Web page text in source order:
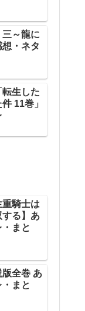
～龍に
・ネタ
生した
11巻」
重騎士は
する】あ
まと
版全巻 あ
まと